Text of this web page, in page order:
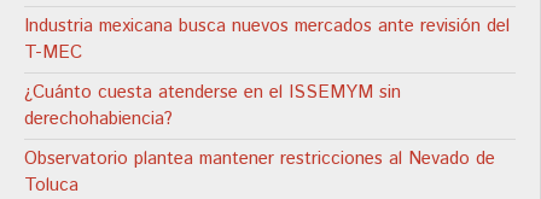
Industria mexicana busca nuevos mercados ante revisión del
T-MEC
¿Cuánto cuesta atenderse en el ISSEMYM sin
derechohabiencia?
Observatorio plantea mantener restricciones al Nevado de
Toluca